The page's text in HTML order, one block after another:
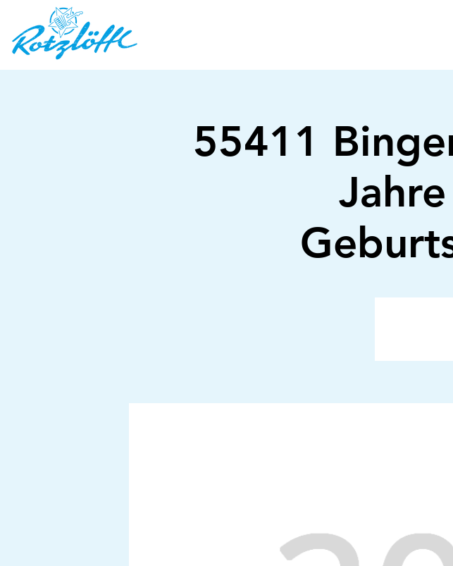
55411